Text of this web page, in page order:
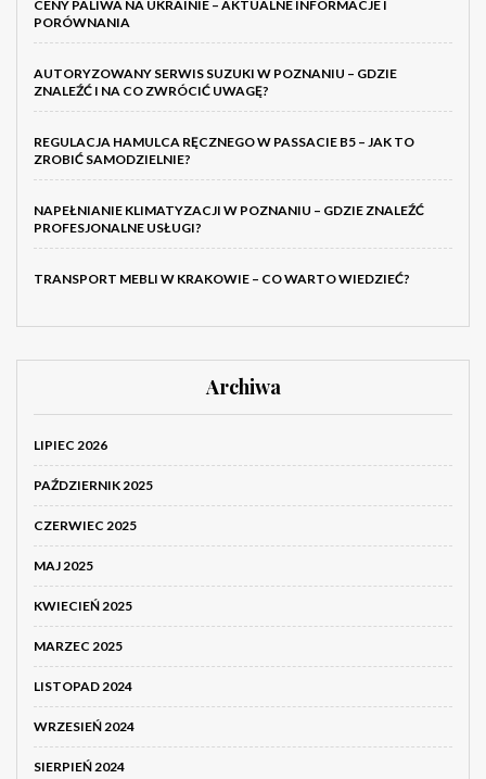
CENY PALIWA NA UKRAINIE – AKTUALNE INFORMACJE I
PORÓWNANIA
AUTORYZOWANY SERWIS SUZUKI W POZNANIU – GDZIE
ZNALEŹĆ I NA CO ZWRÓCIĆ UWAGĘ?
REGULACJA HAMULCA RĘCZNEGO W PASSACIE B5 – JAK TO
ZROBIĆ SAMODZIELNIE?
NAPEŁNIANIE KLIMATYZACJI W POZNANIU – GDZIE ZNALEŹĆ
PROFESJONALNE USŁUGI?
TRANSPORT MEBLI W KRAKOWIE – CO WARTO WIEDZIEĆ?
Archiwa
LIPIEC 2026
PAŹDZIERNIK 2025
CZERWIEC 2025
MAJ 2025
KWIECIEŃ 2025
MARZEC 2025
LISTOPAD 2024
WRZESIEŃ 2024
SIERPIEŃ 2024